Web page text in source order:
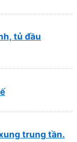
tủ đầu
trung tần.